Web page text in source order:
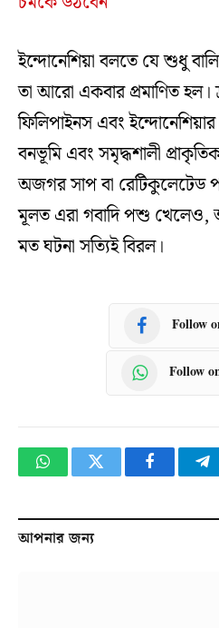
ইন্দোনেশিয়া বলতে যে শুধু
তা আরো একবার প্রমাণিত
ফিলিপাইনস এবং
বনভূমি এবং সমৃদ্ধশালী
অজগর সাপ বা রেটিকুলেটেড
মূলত এরা গবাদি পশু খেলেও,
মত ঘটনা সত্যিই বিরল।
Follow
Follow
WhatsAppTwitter Facebook
আপনার জন্য